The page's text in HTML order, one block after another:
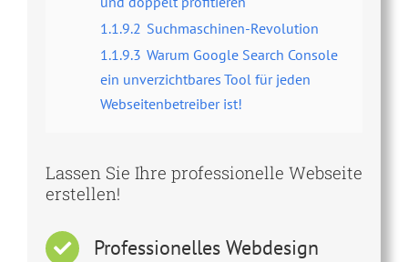
1.1.9.2 Suchmaschinen-Revolution
1.1.9.3 Warum Google Search Console
ein unverzichtbares Tool für jeden
Webseitenbetreiber ist!
Lassen Sie Ihre professionelle Webseite
erstellen!
Professionelles Webdesign